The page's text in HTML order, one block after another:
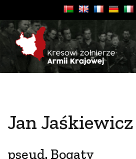
Jan Jaśkiewicz
pseud. Bogaty